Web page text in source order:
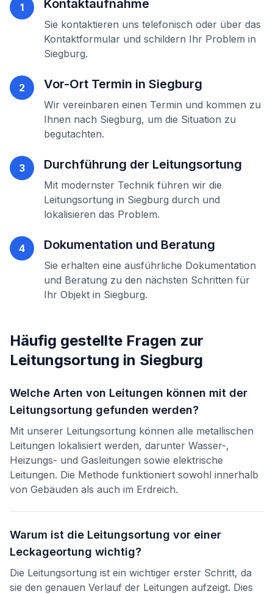
1 Kontaktaufnahme
Sie kontaktieren uns telefonisch oder über das
Kontaktformular und schildern Ihr Problem in
Siegburg.
2 Vor-Ort Termin in Siegburg
Wir vereinbaren einen Termin und kommen zu
Ihnen nach Siegburg, um die Situation zu
begutachten.
3 Durchführung der Leitungsortung
Mit modernster Technik führen wir die
Leitungsortung in Siegburg durch und
lokalisieren das Problem.
4 Dokumentation und Beratung
Sie erhalten eine ausführliche Dokumentation
und Beratung zu den nächsten Schritten für
Ihr Objekt in Siegburg.
Häufig gestellte Fragen zur
Leitungsortung in Siegburg
Welche Arten von Leitungen können mit der
Leitungsortung gefunden werden?
Mit unserer Leitungsortung können alle metallischen
Leitungen lokalisiert werden, darunter Wasser-,
Heizungs- und Gasleitungen sowie elektrische
Leitungen. Die Methode funktioniert sowohl innerhalb
von Gebäuden als auch im Erdreich.
Warum ist die Leitungsortung vor einer
Leckageortung wichtig?
Die Leitungsortung ist ein wichtiger erster Schritt, da
sie den genauen Verlauf der Leitungen aufzeigt. Dies